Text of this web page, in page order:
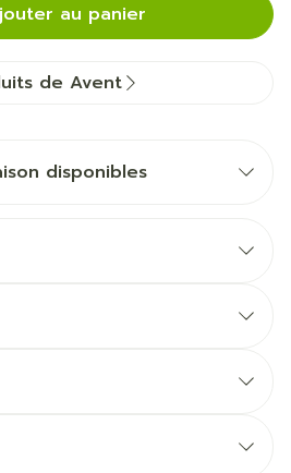
au panier
de Avent
disponibles